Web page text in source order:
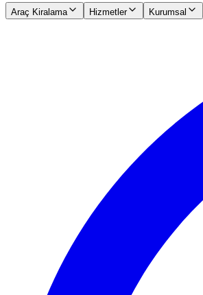
Araç Kiralama Hizmetler Kurumsal